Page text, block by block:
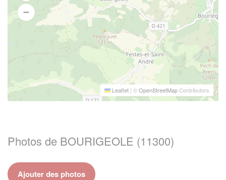
Leaflet | ©OpenStreetMapContributors
Photos de BOURIGEOLE (11300)
Ajouter des photos